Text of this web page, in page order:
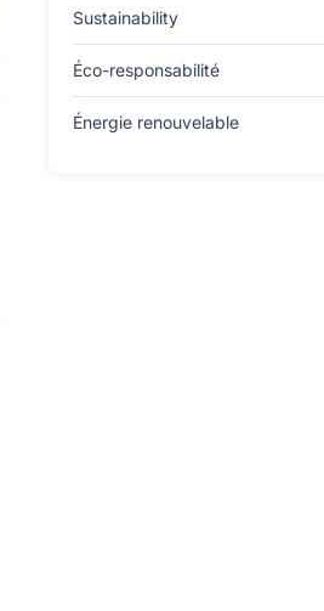
Sustainability
Éco-responsabilité
Énergie renouvelable